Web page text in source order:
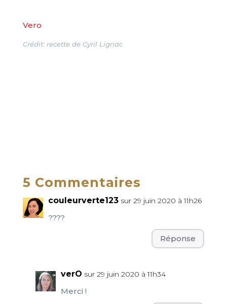
Vero
Crédit: recette de Cyril Lignac
5 Commentaires
couleurverte123 sur 29 juin 2020 à 11h26
????
Réponse
verO sur 29 juin 2020 à 11h34
Merci !